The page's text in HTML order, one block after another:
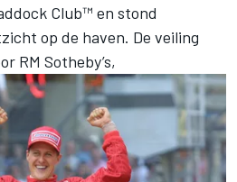
Club™ en stond
op de haven. De veiling
RM Sotheby’s,